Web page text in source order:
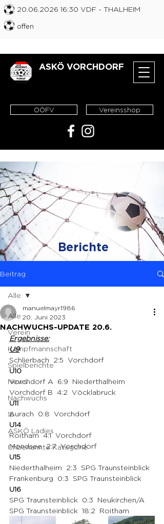
ASKÖ VORCHDORF
OÖFV Vereinsshop
20.06.2026 16:30 VDF - THALHEIM
offen
Berichte
Beitrag
Alle
Verein
Kampfmannschaft
Spielberichte
News
Nachwuchs
1b
ASKÖ Ladies
Unbenannte Kategorie
Alle
NACHWUCHS-UPDATE 20.6.
manuelmayr1986
20. Juni 2023
Ergebnisse:
U9
Schlierbach  2:5  Vorchdorf
U10
Vorchdorf A  6:9  Niederthalheim
Vorchdorf B  4:2  Vöcklabruck
U11
Aurach  0:8  Vorchdorf
U14
Roitham  4:1  Vorchdorf
Mondsee  2:7  Vorchdorf
U15
Niederthalheim  2:3  SPG Traunsteinblick
Frankenburg  0:3  SPG Traunsteinblick
U16
SPG Traunsteinblick  0:3  Neukirchen/A
SPG Traunsteinblick  18:2  Roitham